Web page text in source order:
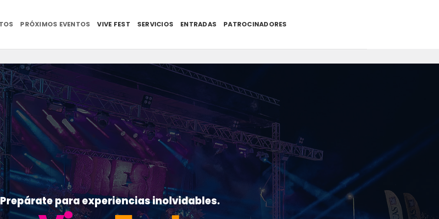
PRÓXIMOS EVENTOS VIVE FEST SERVICIOS ENTRADAS PATROCINADORES
Prepárate para experiencias inolvidables.